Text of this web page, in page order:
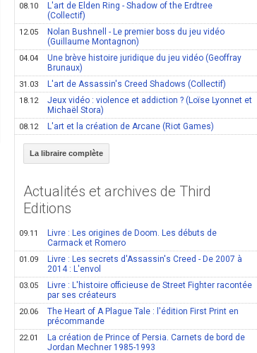
08.10
L'art de Elden Ring - Shadow of the Erdtree
(Collectif)
12.05
Nolan Bushnell - Le premier boss du jeu vidéo
(Guillaume Montagnon)
04.04
Une brève histoire juridique du jeu vidéo (Geoffray
Brunaux)
31.03 L'art de Assassin's Creed Shadows (Collectif)
18.12
Jeux vidéo : violence et addiction ? (Loïse Lyonnet et
Michaël Stora)
08.12 L'art et la création de Arcane (Riot Games)
La libraire complète
Actualités et archives de Third
Editions
09.11
Livre : Les origines de Doom. Les débuts de
Carmack et Romero
01.09
Livre : Les secrets d'Assassin's Creed - De 2007 à
2014 : L'envol
03.05
Livre : L'histoire officieuse de Street Fighter racontée
par ses créateurs
20.06
The Heart of A Plague Tale : l'édition First Print en
précommande
22.01
La création de Prince of Persia. Carnets de bord de
Jordan Mechner 1985-1993